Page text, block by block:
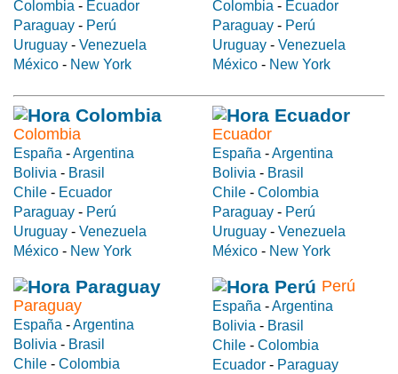
Colombia - Ecuador
Paraguay - Perú
Uruguay - Venezuela
México - New York
Colombia - Ecuador
Paraguay - Perú
Uruguay - Venezuela
México - New York
Colombia
España -Argentina
Bolivia - Brasil
Chile - Ecuador
Paraguay - Perú
Uruguay - Venezuela
México - New York
Ecuador
España -Argentina
Bolivia - Brasil
Chile - Colombia
Paraguay - Perú
Uruguay - Venezuela
México - New York
Paraguay
España -Argentina
Bolivia - Brasil
Chile - Colombia
Perú
España -Argentina
Bolivia - Brasil
Chile - Colombia
Ecuador - Paraguay